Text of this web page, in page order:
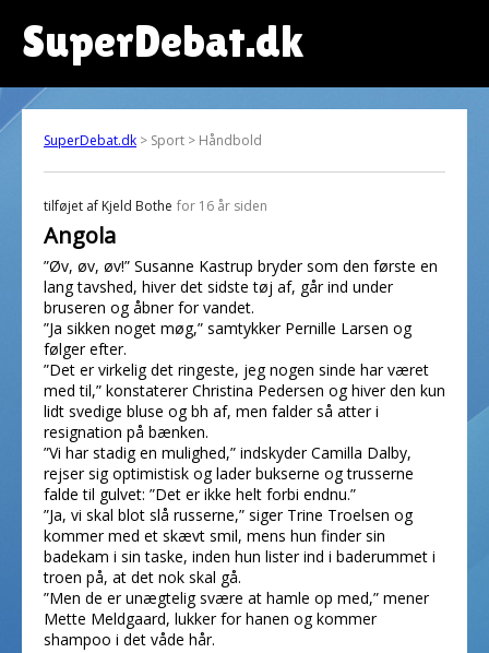
SuperDebat.dk
SuperDebat.dk > Sport > Håndbold
tilføjet af Kjeld Bothe for 16 år siden
Angola
”Øv, øv, øv!” Susanne Kastrup bryder som den første en
lang tavshed, hiver det sidste tøj af, går ind under
bruseren og åbner for vandet.
”Ja sikken noget møg,” samtykker Pernille Larsen og
følger efter.
”Det er virkelig det ringeste, jeg nogen sinde har været
med til,” konstaterer Christina Pedersen og hiver den kun
lidt svedige bluse og bh af, men falder så atter i
resignation på bænken.
”Vi har stadig en mulighed,” indskyder Camilla Dalby,
rejser sig optimistisk og lader bukserne og trusserne
falde til gulvet: ”Det er ikke helt forbi endnu.”
”Ja, vi skal blot slå russerne,” siger Trine Troelsen og
kommer med et skævt smil, mens hun finder sin
badekam i sin taske, inden hun lister ind i baderummet i
troen på, at det nok skal gå.
”Men de er unægtelig svære at hamle op med,” mener
Mette Meldgaard, lukker for hanen og kommer
shampoo i det våde hår.